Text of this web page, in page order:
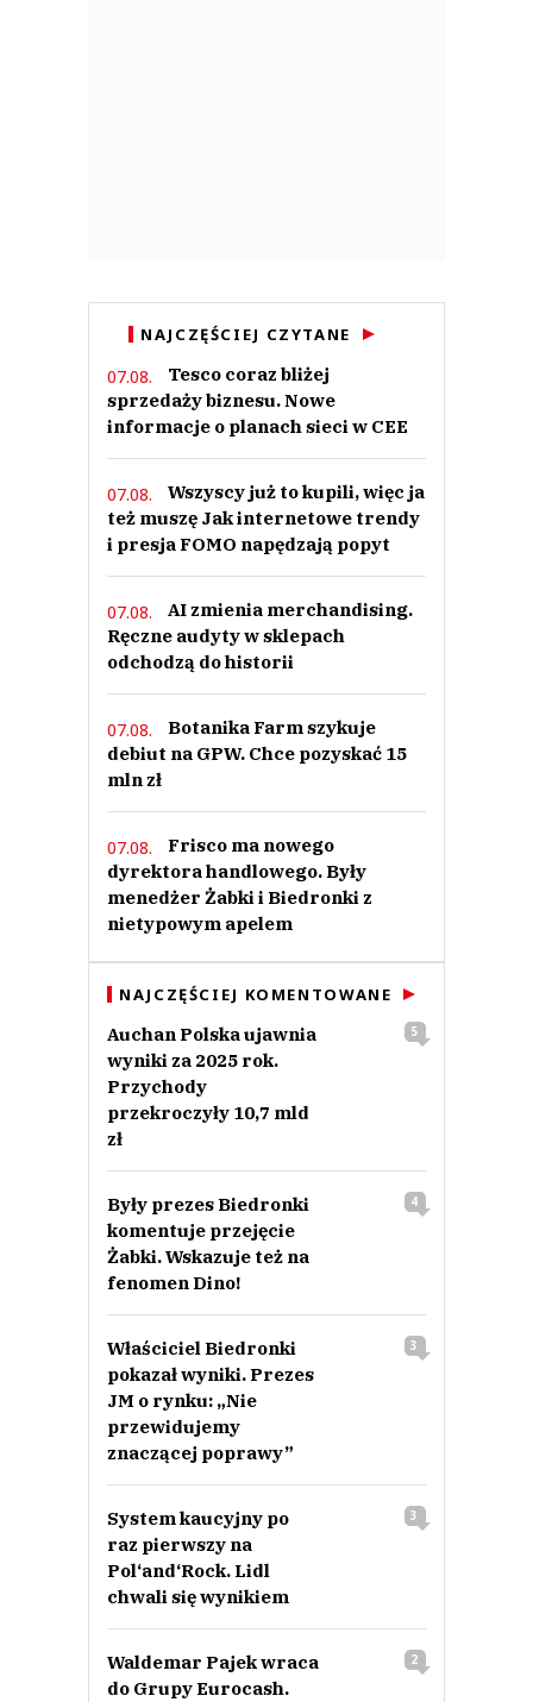
NAJCZĘŚCIEJ CZYTANE
07.08.
Tesco coraz bliżej
sprzedaży biznesu. Nowe
informacje o planach sieci w CEE
07.08.
Wszyscy już to kupili, więc ja
też muszę Jak internetowe trendy
i presja FOMO napędzają popyt
07.08.
AI zmienia merchandising.
Ręczne audyty w sklepach
odchodzą do historii
07.08.
Botanika Farm szykuje
debiut na GPW. Chce pozyskać 15
mln zł
07.08.
Frisco ma nowego
dyrektora handlowego. Były
menedżer Żabki i Biedronki z
nietypowym apelem
NAJCZĘŚCIEJ KOMENTOWANE
Auchan Polska ujawnia
wyniki za 2025 rok.
Przychody
przekroczyły 10,7 mld
zł
5
Były prezes Biedronki
komentuje przejęcie
Żabki. Wskazuje też na
fenomen Dino!
4
Właściciel Biedronki
pokazał wyniki. Prezes
JM o rynku: „Nie
przewidujemy
znaczącej poprawy”
3
System kaucyjny po
raz pierwszy na
Pol‘and‘Rock. Lidl
chwali się wynikiem
3
Waldemar Pajek wraca
do Grupy Eurocash.
2